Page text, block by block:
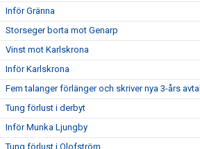
Inför Gränna
Storseger borta mot Genarp
Vinst mot Karlskrona
Inför Karlskrona
Fem talanger förlänger och skriver nya 3-års avtal
Tung förlust i derbyt
Inför Munka Ljungby
Tung förlust i Olofström